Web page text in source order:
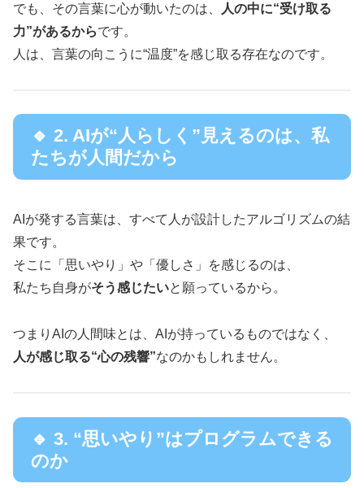
でも、その言葉に心が動いたのは、
人の中に“受け取る
力”があるからです。
人は、言葉の向こうに“温度”を感じ取る存在なのです。
🔹 2. AIが“人らしく”見えるのは、私
たちが人間だから
AIが発する言葉は、すべて人が設計したアルゴリズムの結
果です。
そこに「思いやり」や「優しさ」を感じるのは、
私たち自身がそう感じたいと願っているから。
つまりAIの人間味とは、AIが持っているものではなく、
人が感じ取る“心の残響”なのかもしれません。
🔹 3. “思いやり”はプログラムできる
のか